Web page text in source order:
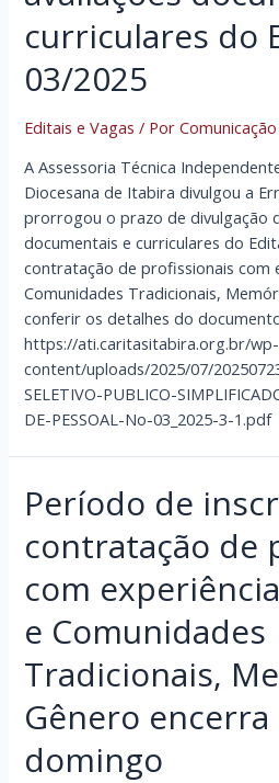
curriculares do
03/2025
Editais e Vagas / Por
A Assessoria Técnica
Diocesana de Itabira divulgou a
prorrogou o prazo de divulgação
documentais e curriculares do
contratação de profissionais com
Comunidades Tradicionais,
conferir os detalhes do
https://ati.caritasitabira.org.br/wp-
content/uploads/2025/07/
SELETIVO-PUBLICO-
DE-PESSOAL-No-03_2025-3-1.pdf
Período de
contratação de
com
e Comunidades
Tradicionais,
Gênero
domingo